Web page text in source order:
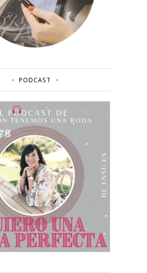
PODCAST